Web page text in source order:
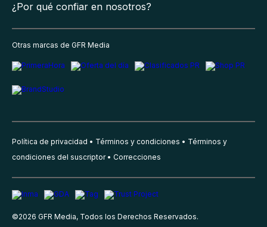
¿Por qué confiar en nosotros?
Otras marcas de GFR Media
Política de privacidad Términos y condiciones
Términos y
condiciones del suscriptor
Correcciones
©2026 GFR Media, Todos los Derechos Reservados.